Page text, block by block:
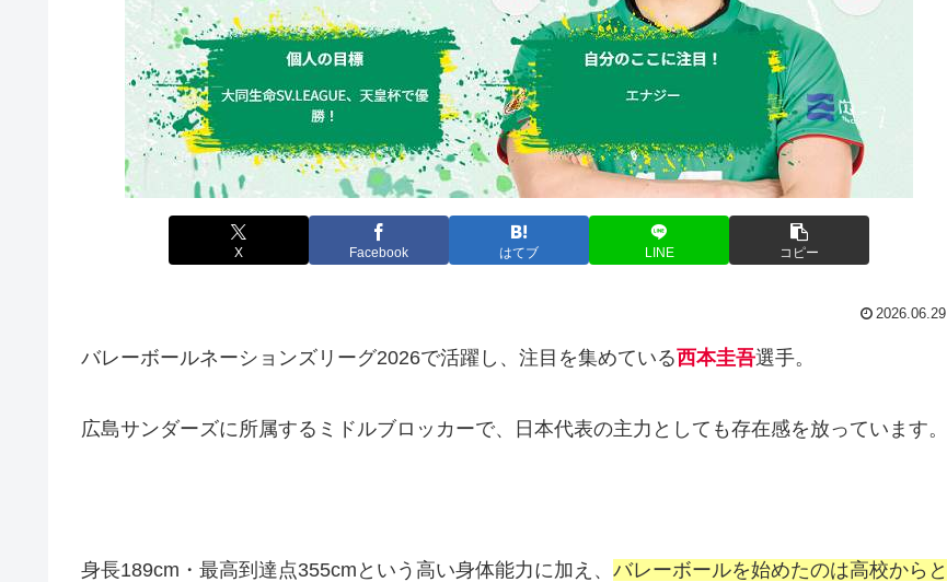
X Facebook はてブ LINE コピー
2026.06.29
バレーボールネーションズリーグ2026で活躍し、注目を集めている西本圭吾選手。
広島サンダーズに所属するミドルブロッカーで、日本代表の主力としても存在感を放っています。
身長189cm・最高到達点355cmという高い身体能力に加え、 バレーボールを始めたのは高校からと